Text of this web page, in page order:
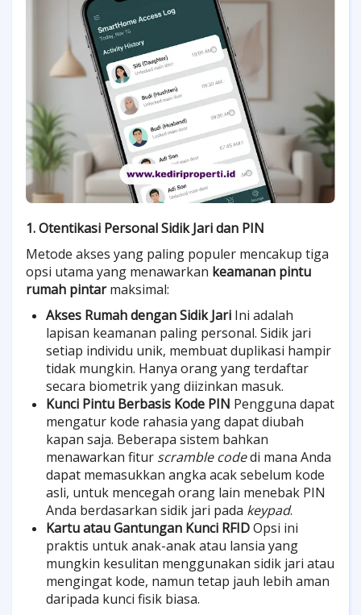
1. Otentikasi Personal Sidik Jari dan PIN
Metode akses yang paling populer mencakup tiga
opsi utama yang menawarkan keamanan pintu
rumah pintarmaksimal:
Akses Rumah dengan Sidik Jari Ini adalah
lapisan keamanan paling personal. Sidik jari
setiap individu unik, membuat duplikasi hampir
tidak mungkin. Hanya orang yang terdaftar
secara biometrik yang diizinkan masuk.
Kunci Pintu Berbasis Kode PIN Pengguna dapat
mengatur kode rahasia yang dapat diubah
kapan saja. Beberapa sistem bahkan
menawarkan fitur scramble codedi mana Anda
dapat memasukkan angka acak sebelum kode
asli, untuk mencegah orang lain menebak PIN
Anda berdasarkan sidik jari pada keypad.
Kartu atau Gantungan Kunci RFIDOpsi ini
praktis untuk anak-anak atau lansia yang
mungkin kesulitan menggunakan sidik jari atau
mengingat kode, namun tetap jauh lebih aman
daripada kunci fisik biasa.